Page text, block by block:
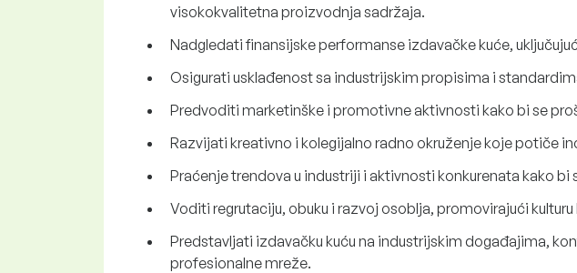
visokokvalitetna proizvodnja sadržaja.
Nadgledati finansijske performanse izdavačke kuće,
Osigurati usklađenost sa industrijskim propisima i
Predvoditi marketinške i promotivne aktivnosti kako bi se
Razvijati kreativno i kolegijalno radno okruženje koje potiče
Praćenje trendova u industriji i aktivnosti konkurenata kako
Voditi regrutaciju, obuku i razvoj osoblja, promovirajući
Predstavljati izdavačku kuću na industrijskim događajima,
profesionalne mreže.